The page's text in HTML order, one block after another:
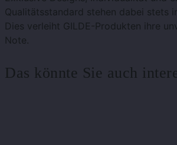
Qualitätsstandard stehen dabei stets
Dies verleiht GILDE-Produkten ihre
Note.
Das könnte Sie auch